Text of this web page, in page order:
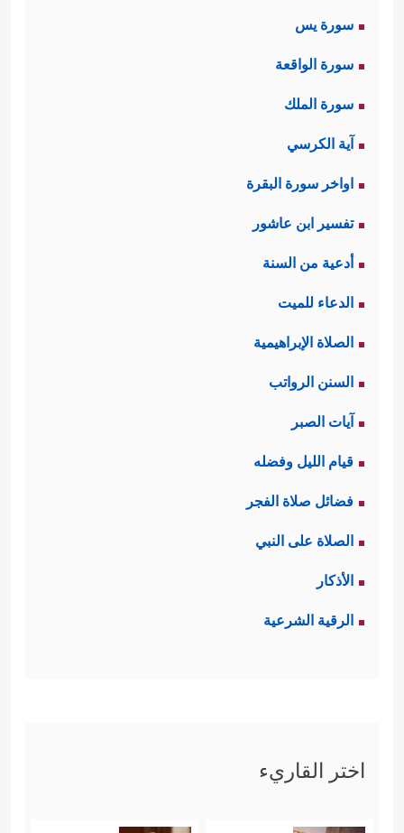
سورة يس
سورة الواقعة
سورة الملك
آية الكرسي
اواخر سورة البقرة
تفسير ابن عاشور
أدعية من السنة
الدعاء للميت
الصلاة الإبراهيمية
السنن الرواتب
آيات الصبر
قيام الليل وفضله
فضائل صلاة الفجر
الصلاة على النبي
الأذكار
الرقية الشرعية
اختر القاريء